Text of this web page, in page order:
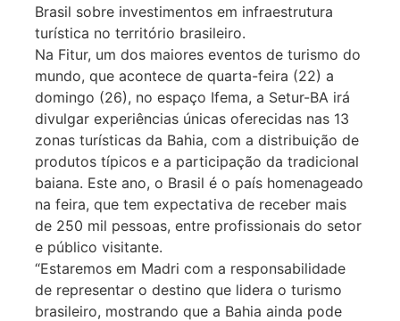
Brasil sobre investimentos em infraestrutura
turística no território brasileiro.
Na Fitur, um dos maiores eventos de turismo do
mundo, que acontece de quarta-feira (22) a
domingo (26), no espaço Ifema, a Setur-BA irá
divulgar experiências únicas oferecidas nas 13
zonas turísticas da Bahia, com a distribuição de
produtos típicos e a participação da tradicional
baiana. Este ano, o Brasil é o país homenageado
na feira, que tem expectativa de receber mais
de 250 mil pessoas, entre profissionais do setor
e público visitante.
“Estaremos em Madri com a responsabilidade
de representar o destino que lidera o turismo
brasileiro, mostrando que a Bahia ainda pode